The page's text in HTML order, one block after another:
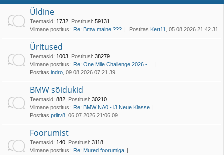
d
Üldine
Teemasid: 1732 Postitusi: 59131
Viimane postitus: Re: Bmw maine ??? Postitas Kert11 , 05.08.2026 21:42 31
Üritused
Teemasid: 1003 Postitusi: 38279
Viimane postitus: Re: One Mile Challenge 2026 -…
Postitas indro , 09.08.2026 07:21 39
BMW sõidukid
Teemasid: 882 Postitusi: 30210
Viimane postitus: Re: BMW NA0 - i3 Neue Klasse
Postitas priitv8 , 06.07.2026 21:06 09
Foorumist
Teemasid: 140 Postitusi: 3118
Viimane postitus: Re: Mured foorumiga